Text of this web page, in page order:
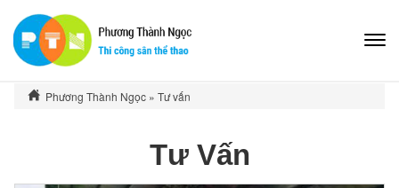
Phương Thành Ngọc » Tư vấn
Tư Vấn